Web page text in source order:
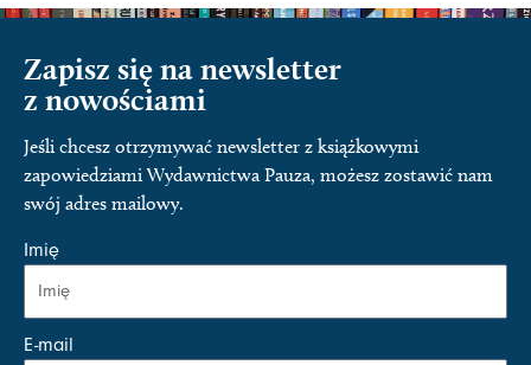
Zapisz się na newsletter
z nowościami
Jeśli chcesz otrzymywać newsletter z książkowymi
zapowiedziami Wydawnictwa Pauza, możesz zostawić nam
swój adres mailowy.
Imię
E-mail